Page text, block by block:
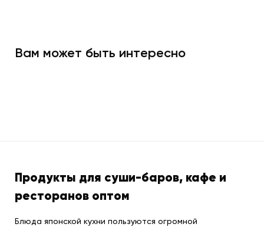
Вам может быть интересно
Продукты для суши-баров, кафе и
ресторанов оптом
Блюда японской кухни пользуются огромной